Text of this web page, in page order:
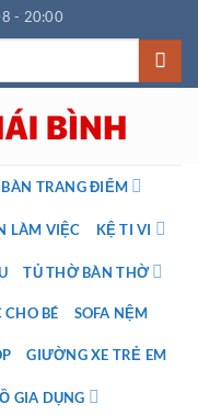
- 20:00
BÀN TRANG ĐIỂM
LÀM VIỆC KỆ TI VI
TỦ THỜ BÀN THỜ
CHO BÉ SOFA NỆM
GIƯỜNG XE TRẺ EM
GIA DỤNG